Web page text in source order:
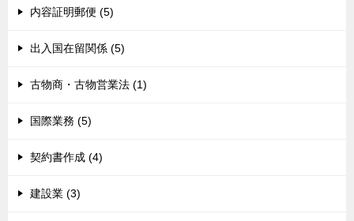
内容証明郵便 (5)
出入国在留関係 (5)
古物商・古物営業法 (1)
国際業務 (5)
契約書作成 (4)
建設業 (3)